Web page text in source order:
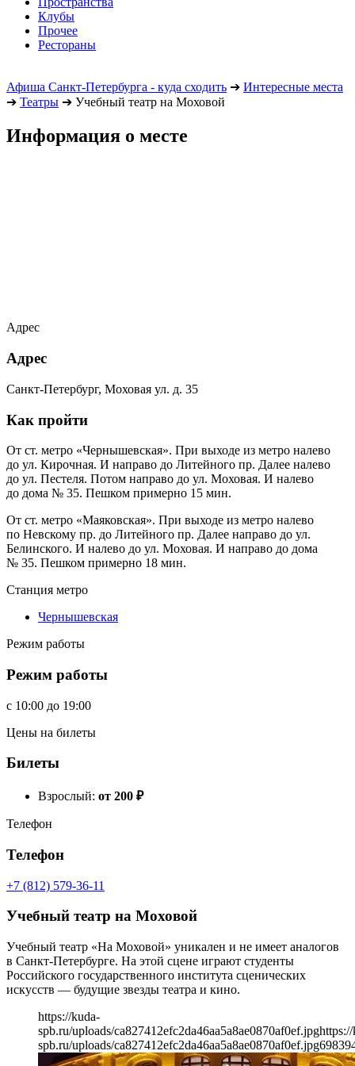
Клубы
Прочее
Рестораны
Афиша Санкт-Петербурга - куда сходить ➔ Интересные места
➔ Театры ➔ Учебный театр на Моховой
Информация о месте
Адрес
Адрес
Санкт-Петербург, Моховая ул. д. 35
Как пройти
От ст. метро «Чернышевская». При выходе из метро налево
до ул. Кирочная. И направо до Литейного пр. Далее налево
до ул. Пестеля. Потом направо до ул. Моховая. И налево
до дома № 35. Пешком примерно 15 мин.
От ст. метро «Маяковская». При выходе из метро налево
по Невскому пр. до Литейного пр. Далее направо до ул.
Белинского. И налево до ул. Моховая. И направо до дома
№ 35. Пешком примерно 18 мин.
Станция метро
Чернышевская
Режим работы
Режим работы
c 10:00 до 19:00
Цены на билеты
Билеты
Взрослый: от 200 ₽
Телефон
Телефон
+7 (812) 579-36-11
Учебный театр на Моховой
Учебный театр «На Моховой» уникален и не имеет аналогов
в Санкт-Петербурге. На этой сцене играют студенты
Российского государственного института сценических
искусств — будущие звезды театра и кино.
https://kuda-
spb.ru/uploads/ca827412efc2da46aa5a8ae0870af0ef.jpg
spb.ru/uploads/ca827412efc2da46aa5a8ae0870af0ef.jpg698